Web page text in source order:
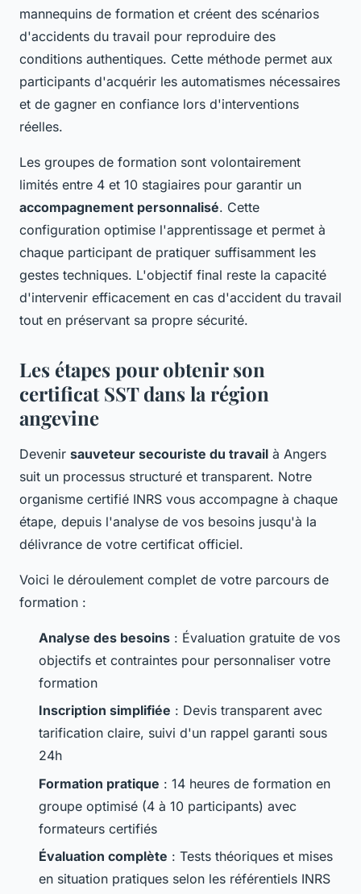
mannequins de formation et créent des scénarios
d'accidents du travail pour reproduire des
conditions authentiques. Cette méthode permet aux
participants d'acquérir les automatismes nécessaires
et de gagner en confiance lors d'interventions
réelles.
Les groupes de formation sont volontairement
limités entre 4 et 10 stagiaires pour garantir un
accompagnement personnalisé. Cette
configuration optimise l'apprentissage et permet à
chaque participant de pratiquer suffisamment les
gestes techniques. L'objectif final reste la capacité
d'intervenir efficacement en cas d'accident du travail
tout en préservant sa propre sécurité.
Les étapes pour obtenir son
certificat SST dans la région
angevine
Devenir sauveteur secouriste du travail à Angers
suit un processus structuré et transparent. Notre
organisme certifié INRS vous accompagne à chaque
étape, depuis l'analyse de vos besoins jusqu'à la
délivrance de votre certificat officiel.
Voici le déroulement complet de votre parcours de
formation :
Analyse des besoins : Évaluation gratuite de vos
objectifs et contraintes pour personnaliser votre
formation
Inscription simplifiée : Devis transparent avec
tarification claire, suivi d'un rappel garanti sous
24h
Formation pratique : 14 heures de formation en
groupe optimisé (4 à 10 participants) avec
formateurs certifiés
Évaluation complète : Tests théoriques et mises
en situation pratiques selon les référentiels INRS